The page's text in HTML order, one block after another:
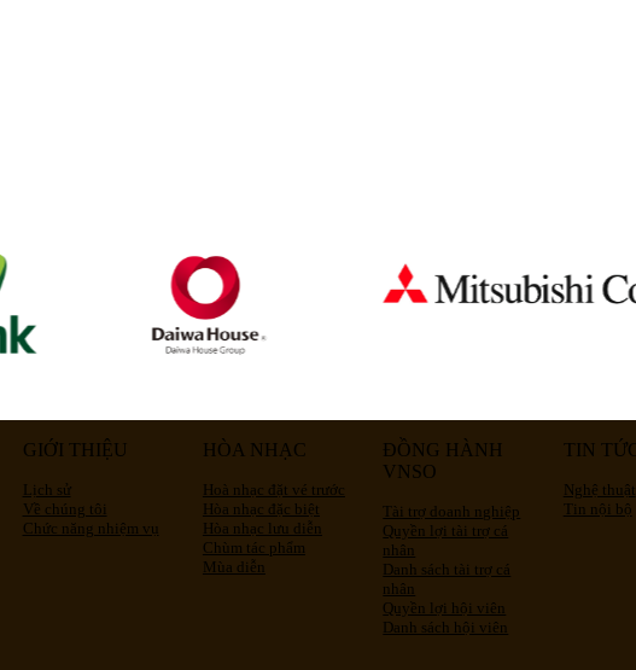
GIỚI THIỆU
Lịch sử
Về chúng tôi
Chức năng nhiệm vụ
HÒA NHẠC
Hoà nhạc đặt vé trước
Hòa nhạc đặc biệt
Hòa nhạc lưu diễn
Chùm tác phẩm
Mùa diễn
ĐỒNG HÀNH
VNSO
Tài trợ doanh nghiệp
Quyền lợi tài trợ cá
nhân
Danh sách tài trợ cá
nhân
Quyền lợi hội viên
Danh sách hội viên
TIN
Nghệ thuật
Tin nội bộ